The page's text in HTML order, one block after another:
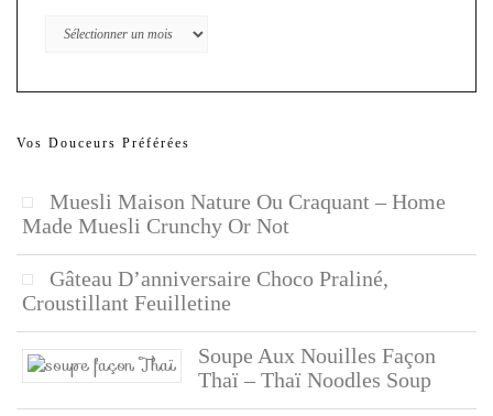
Archives
Vos Douceurs Préférées
Muesli Maison Nature Ou Craquant – Home
Made Muesli Crunchy Or Not
Gâteau D’anniversaire Choco Praliné,
Croustillant Feuilletine
Soupe Aux Nouilles Façon
Thaï – Thaï Noodles Soup